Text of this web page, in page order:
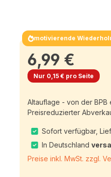
motivierende
6,99 €
Nur 0,15 € pro Seite
Altauflage - von der BPB
Preisreduzierter
Sofort verfügbar,
In Deutschland
Preise inkl. MwSt. zzgl.